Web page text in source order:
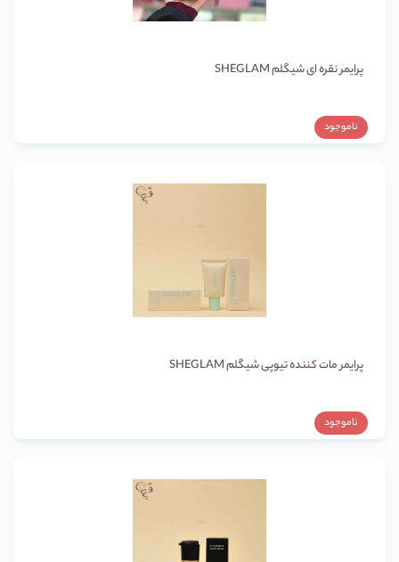
پرایمر نقره ای شیگلم SHEGLAM
ناموجود
پرایمر مات کننده تیوپی شیگلم SHEGLAM
ناموجود